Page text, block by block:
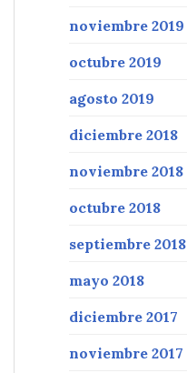
noviembre 2019
octubre 2019
agosto 2019
diciembre 2018
noviembre 2018
octubre 2018
septiembre 2018
mayo 2018
diciembre 2017
noviembre 2017